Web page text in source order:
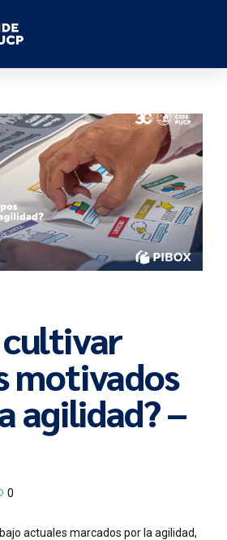
cultivar
motivados
agilidad? –
0
actuales marcados por la agilidad,